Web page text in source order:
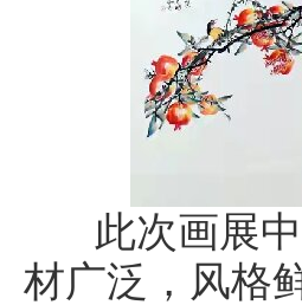
此次画展中
材广泛，风格